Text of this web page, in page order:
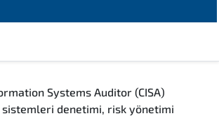
Systems Auditor (CISA)
denetimi, risk yönetimi